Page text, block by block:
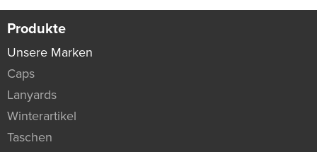
Produkte
Unsere Marken
Caps
Lanyards
Winterartikel
Taschen